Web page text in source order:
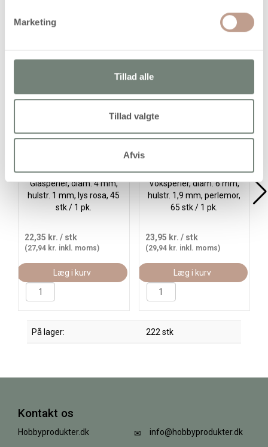
Marketing
Tillad alle
Tillad valgte
Afvis
Glasperler, diam. 4 mm,
hulstr. 1 mm, lys rosa, 45
stk./ 1 pk.
22,35 kr. / stk
(27,94 kr. inkl. moms)
Læg i kurv
Voksperler, diam. 6 mm,
hulstr. 1,9 mm, perlemor,
65 stk./ 1 pk.
23,95 kr. / stk
(29,94 kr. inkl. moms)
Læg i kurv
På lager: 222 stk
Kontakt os
Hobbyprodukter.dk info@hobbyprodukter.dk